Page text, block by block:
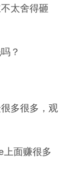
太舍得砸
？
多很多，观
上面赚很多